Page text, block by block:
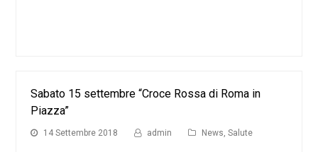
Sabato 15 settembre “Croce Rossa di Roma in
Piazza”
14 Settembre 2018 admin News, Salute